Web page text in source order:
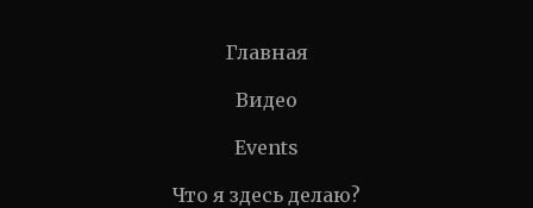
Главная
Видео
Events
Что я здесь делаю?